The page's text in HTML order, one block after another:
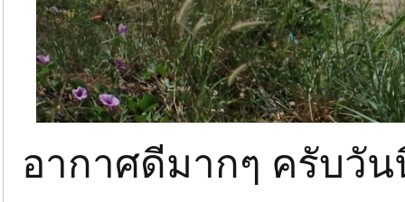
อากาศดีมากๆ ครับวั